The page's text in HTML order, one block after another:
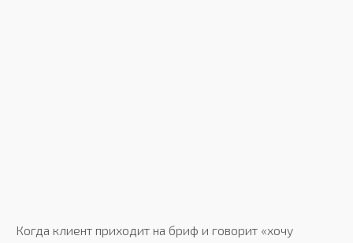
Когда клиент приходит на бриф и говорит «хочу